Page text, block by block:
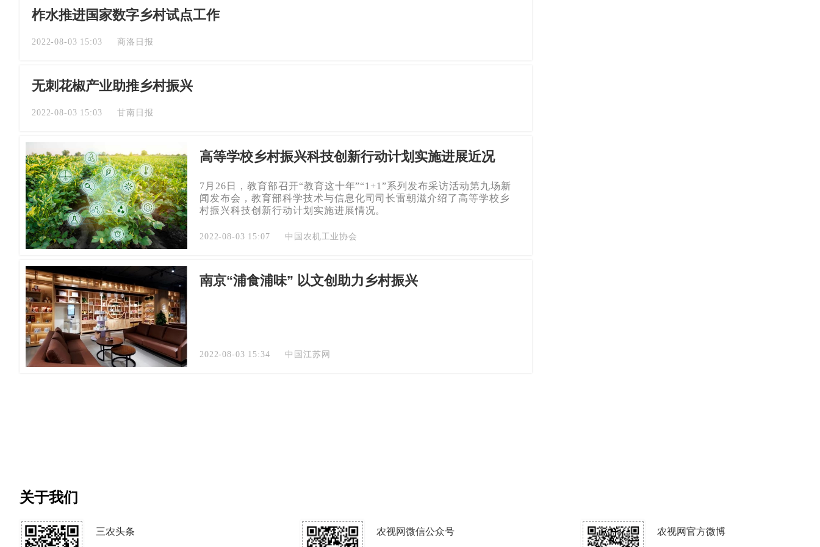
柞水推进国家数字乡村试点工作
2022-08-03 15:03 商洛日报
无刺花椒产业助推乡村振兴
2022-08-03 15:03 甘南日报
高等学校乡村振兴科技创新行动计划实施进展近况
7月26日，教育部召开“教育这十年”“1+1”系列发布采访活动第九场新
闻发布会，教育部科学技术与信息化司司长雷朝滋介绍了高等学校乡
村振兴科技创新行动计划实施进展情况。
2022-08-03 15:07 中国农机工业协会
南京“浦食浦味” 以文创助力乡村振兴
2022-08-03 15:34 中国江苏网
关于我们
三农头条 农视网微信公众号 农视网官方微博